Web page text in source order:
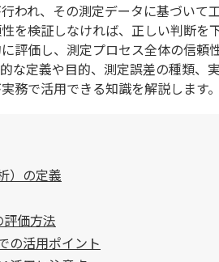
われ、その測定データに基づいて
を検証しなければ、正しい判断を
評価し、測定プロセス全体の信頼
な定義や目的、測定誤差の種類、
務で活用できる知識を解説します。
）の定義
価方法
の活用ポイント